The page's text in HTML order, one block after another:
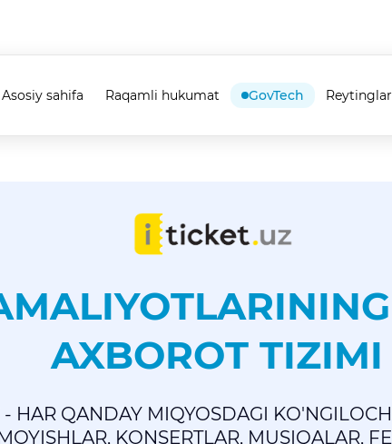
Asosiy sahifa Raqamli hukumat GovTech Reytinglar
AXBOROT TIZIMI
- HAR QANDAY MIQYOSDAGI
KONSERTLAR, MUSIQALAR,